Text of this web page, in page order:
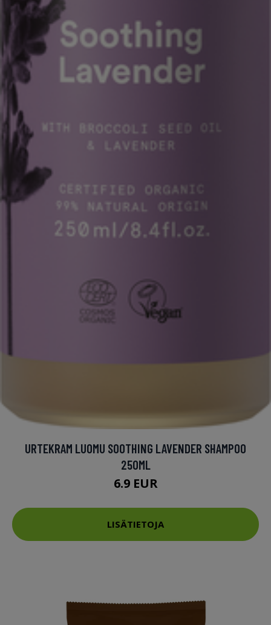
URTEKRAM LUOMU SOOTHING LAVENDER SHAMPOO
250ML
6.9 EUR
LISÄTIETOJA